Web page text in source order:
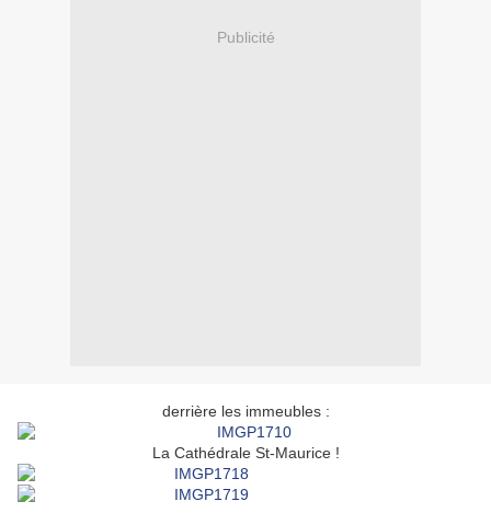
Publicité
derrière les immeubles :
La Cathédrale St-Maurice !